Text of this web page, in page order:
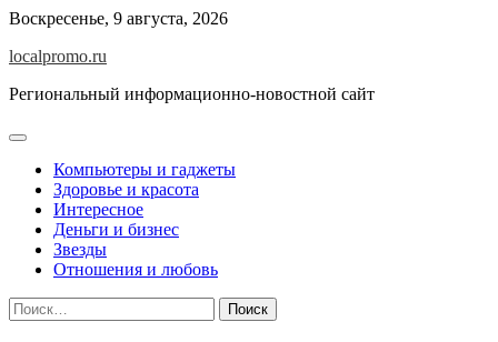
Перейти
содержимому
Воскресенье, 9 августа, 2026
localpromo.ru
Региональный информационно-новостной сайт
Компьютеры и гаджеты
Здоровье и красота
Интересное
Деньги и бизнес
Звезды
Отношения и любовь
Найти: